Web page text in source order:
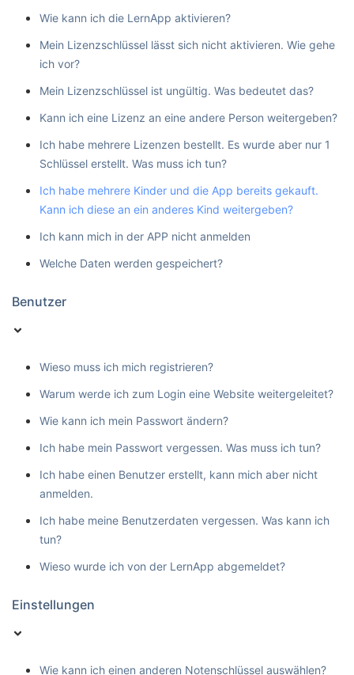
Wie kann ich die LernApp aktivieren?
Mein Lizenzschlüssel lässt sich nicht aktivieren. Wie gehe
ich vor?
Mein Lizenzschlüssel ist ungültig. Was bedeutet das?
Kann ich eine Lizenz an eine andere Person weitergeben?
Ich habe mehrere Lizenzen bestellt. Es wurde aber nur 1
Schlüssel erstellt. Was muss ich tun?
Ich habe mehrere Kinder und die App bereits gekauft.
Kann ich diese an ein anderes Kind weitergeben?
Ich kann mich in der APP nicht anmelden
Welche Daten werden gespeichert?
Benutzer
Wieso muss ich mich registrieren?
Warum werde ich zum Login eine Website weitergeleitet?
Wie kann ich mein Passwort ändern?
Ich habe mein Passwort vergessen. Was muss ich tun?
Ich habe einen Benutzer erstellt, kann mich aber nicht
anmelden.
Ich habe meine Benutzerdaten vergessen. Was kann ich
tun?
Wieso wurde ich von der LernApp abgemeldet?
Einstellungen
Wie kann ich einen anderen Notenschlüssel auswählen?